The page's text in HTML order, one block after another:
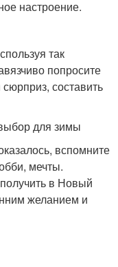
настроение.
так
попросите
составить
для зимы
вспомните
мечты.
в Новый
желанием и